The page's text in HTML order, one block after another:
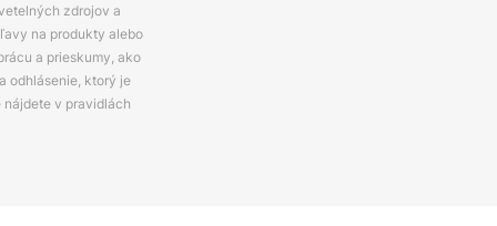
zdrojov a
na produkty alebo
a prieskumy, ako
odhlásenie, ktorý je
nájdete v pravidlách